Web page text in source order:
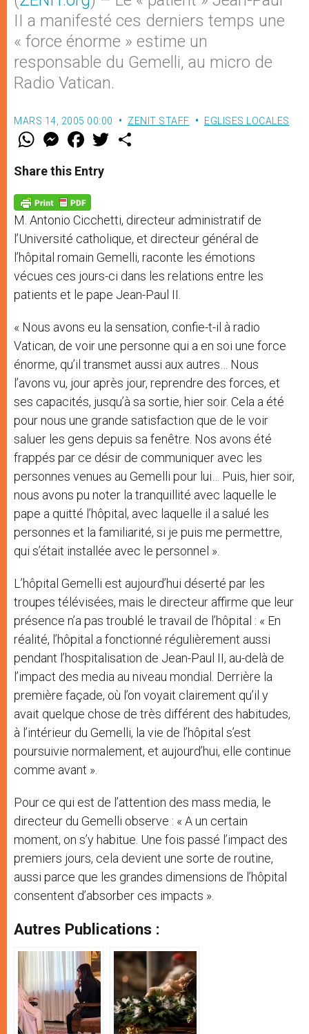
II a manifesté ces derniers temps une
« force énorme » estime un
responsable du Gemelli, au micro de
Radio Vatican.
MARS 14, 2005 00:00 ZENIT STAFF EGLISES LOCALES
W
t
s
p
p
M
e
s
e
g
e
r
F
a
e
b
o
k
w
Share this Entry
M. Antonio Cicchetti, directeur administratif de
l’Université catholique, et directeur général de
l’hôpital romain Gemelli, raconte les émotions
vécues ces jours-ci dans les relations entre les
patients et le pape Jean-Paul II.
« Nous avons eu la sensation, confie-t-il à radio
Vatican, de voir une personne qui a en soi une force
énorme, qu’il transmet aussi aux autres… Nous
l’avons vu, jour après jour, reprendre des forces, et
ses capacités, jusqu’à sa sortie, hier soir. Cela a été
pour nous une grande satisfaction que de le voir
saluer les gens depuis sa fenêtre. Nos avons été
frappés par ce désir de communiquer avec les
personnes venues au Gemelli pour lui… Puis, hier soir,
nous avons pu noter la tranquillité avec laquelle le
pape a quitté l’hôpital, avec laquelle il a salué les
personnes et la familiarité, si je puis me permettre,
qui s’était installée avec le personnel ».
L’hôpital Gemelli est aujourd’hui déserté par les
troupes télévisées, mais le directeur affirme que leur
présence n’a pas troublé le travail de l’hôpital : « En
réalité, l’hôpital a fonctionné régulièrement aussi
pendant l’hospitalisation de Jean-Paul II, au-delà de
l’impact des media au niveau mondial. Derrière la
première façade, où l’on voyait clairement qu’il y
avait quelque chose de très différent des habitudes,
à l’intérieur du Gemelli, la vie de l’hôpital s’est
poursuivie normalement, et aujourd’hui, elle continue
comme avant ».
Pour ce qui est de l’attention des mass media, le
directeur du Gemelli observe : « A un certain
moment, on s’y habitue. Une fois passé l’impact des
premiers jours, cela devient une sorte de routine,
aussi parce que les grandes dimensions de l’hôpital
consentent d’absorber ces impacts ».
Autres Publications :